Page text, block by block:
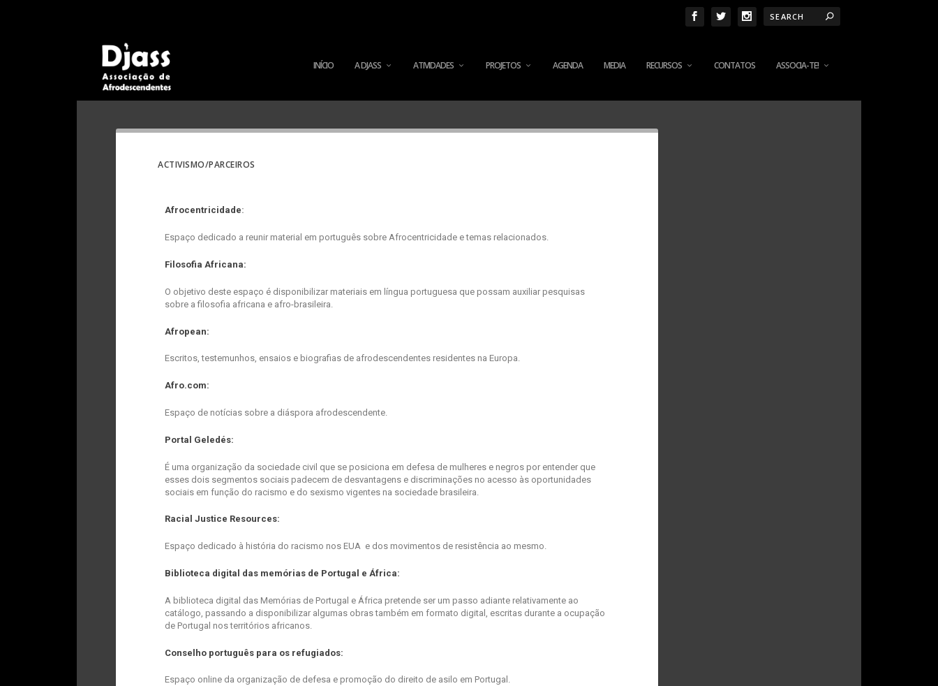
INÍCIO A DJASS ATIVIDADES PROJETOS AGENDA MEDIA RECURSOS CONTATOS ASSOCIA-TE!
ACTIVISMO/PARCEIROS
Afrocentricidade:
Espaço dedicado a reunir material em português sobre Afrocentricidade e temas relacionados.
Filosofia Africana:
O objetivo deste espaço é disponibilizar materiais em língua portuguesa que possam auxiliar pesquisas
sobre a filosofia africana e afro-brasileira.
Afropean:
Escritos, testemunhos, ensaios e biografias de afrodescendentes residentes na Europa.
Afro.com:
Espaço de notícias sobre a diáspora afrodescendente.
Portal Geledés:
É uma organização da sociedade civil que se posiciona em defesa de mulheres e negros por entender que
esses dois segmentos sociais padecem de desvantagens e discriminações no acesso às oportunidades
sociais em função do racismo e do sexismo vigentes na sociedade brasileira.
Racial Justice Resources:
Espaço dedicado à história do racismo nos EUA e dos movimentos de resistência ao mesmo.
Biblioteca digital das memórias de Portugal e África:
A biblioteca digital das Memórias de Portugal e África pretende ser um passo adiante relativamente ao
catálogo, passando a disponibilizar algumas obras também em formato digital, escritas durante a ocupação
de Portugal nos territórios africanos.
Conselho português para os refugiados:
Espaço online da organização de defesa e promoção do direito de asilo em Portugal.